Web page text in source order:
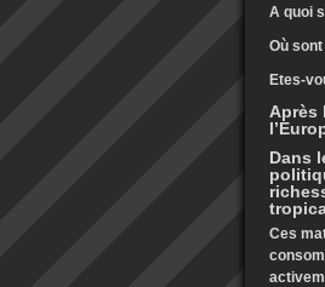
A quoi
Où
Etes-
Après
Dans
Ces